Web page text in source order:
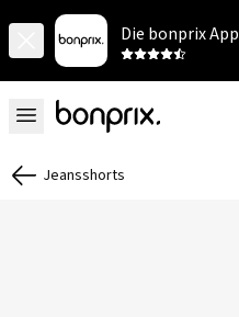
Die bonprix App
Jeansshorts